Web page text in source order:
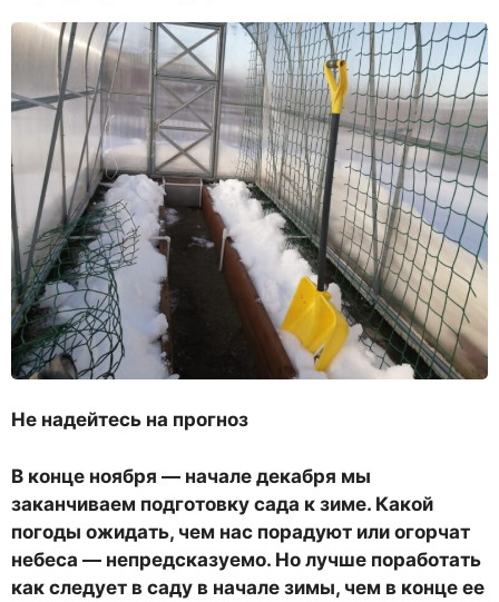
Не надейтесь на прогноз
В конце ноября — начале декабря мы
заканчиваем подготовку сада к зиме. Какой
погоды ожидать, чем нас порадуют или огорчат
небеса — непредсказуемо. Но лучше поработать
как следует в саду в начале зимы, чем в конце ее